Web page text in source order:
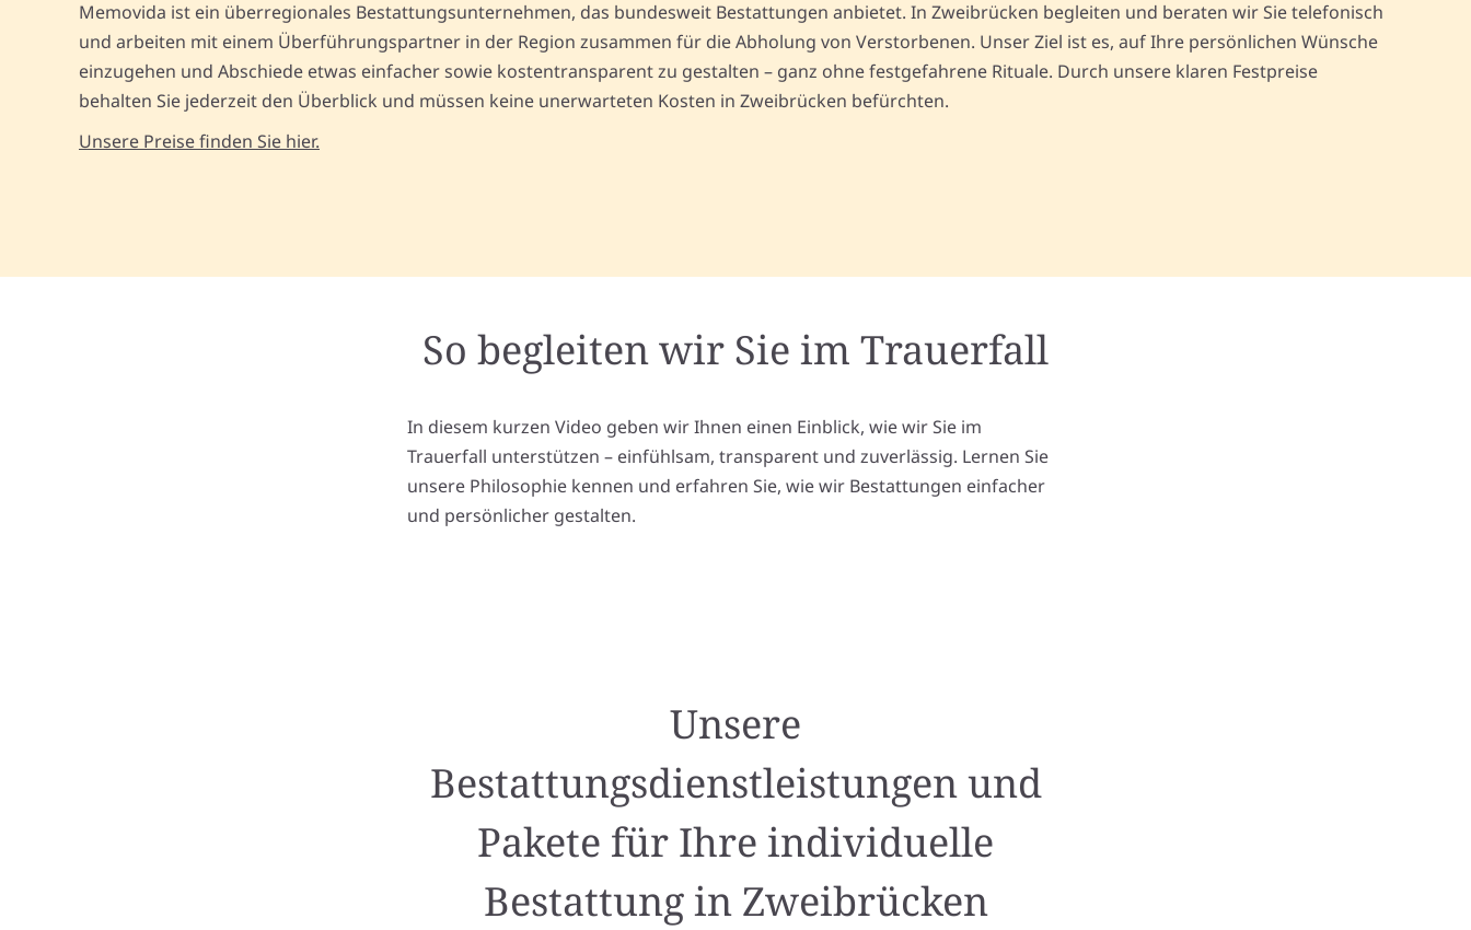
Memovida ist ein überregionales Bestattungsunternehmen, das bundesweit Bestattungen anbietet. In Zweibrücken begleiten und beraten wir Sie telefonisch
und arbeiten mit einem Überführungspartner in der Region zusammen für die Abholung von Verstorbenen. Unser Ziel ist es, auf Ihre persönlichen Wünsche
einzugehen und Abschiede etwas einfacher sowie kostentransparent zu gestalten – ganz ohne festgefahrene Rituale. Durch unsere klaren Festpreise
behalten Sie jederzeit den Überblick und müssen keine unerwarteten Kosten in Zweibrücken befürchten.
Unsere Preise finden Sie hier.
So begleiten wir Sie im Trauerfall
In diesem kurzen Video geben wir Ihnen einen Einblick, wie wir Sie im
Trauerfall unterstützen – einfühlsam, transparent und zuverlässig. Lernen Sie
unsere Philosophie kennen und erfahren Sie, wie wir Bestattungen einfacher
und persönlicher gestalten.
Unsere
Bestattungsdienstleistungen und
Pakete für Ihre individuelle
Bestattung in Zweibrücken